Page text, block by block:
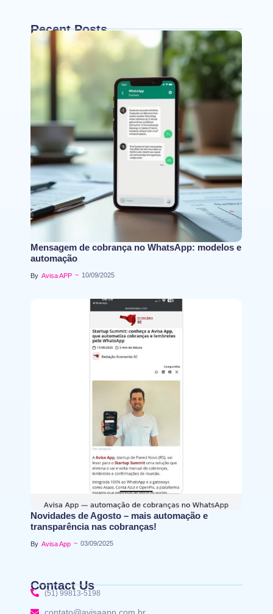
Recent Posts
Mensagem de cobrança no WhatsApp: modelos e
automação
By Avisa APP ~ 10/09/2025
Novidades de Agosto – mais automação e
transparência nas cobranças!
By Avisa App ~ 03/09/2025
Contact Us
(51) 99813-5198